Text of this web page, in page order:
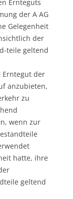
Ernteguts
der A AG
Gelegenheit
der
teile geltend
Erntegut der
anzubieten,
zu
wenn zur
hatte, ihre
geltend